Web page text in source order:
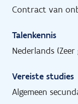
Contract van
Talenkennis
Nederlands (Zeer
Vereiste studies
Algemeen